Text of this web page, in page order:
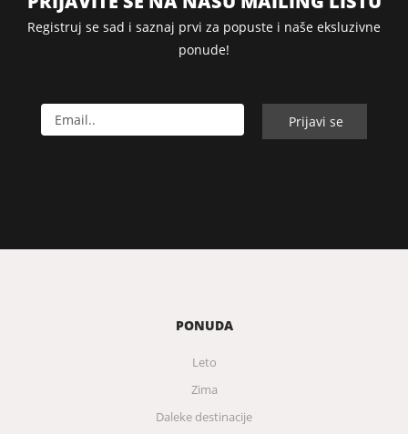
Registruj se sad i saznaj prvi za popuste i naše eksluzivne
ponude!
PONUDA
Leto
Zima
Daleke destinacije